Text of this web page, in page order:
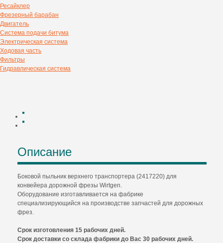
Ресайклер
Фрезерный барабан
Двигатель
Система подачи битума
Электрическая система
Ходовая часть
Фильтры
Гидравлическая система
Описание
Боковой пыльник верхнего транспортера (2417220) для
конвейера дорожной фрезы Wirtgen.
Оборудование изготавливается на фабрике
специализирующийся на производстве запчастей для дорожных
фрез.
Срок изготовления 15 рабочих дней.
Срок доставки со склада фабрики до Вас 30 рабочих дней.